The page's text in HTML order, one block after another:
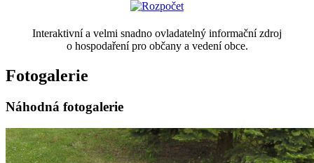
Interaktivní a velmi snadno ovladatelný informační zdroj
o hospodaření pro občany a vedení obce.
Fotogalerie
Náhodná fotogalerie